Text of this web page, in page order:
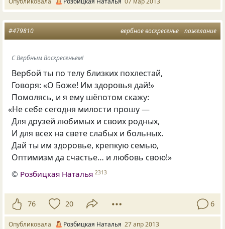
вербное воскресенье пожелание
#479810
С Вербным Воскресеньем!
Вербой ты по телу близких похлестай,
Говоря: «О Боже! Им здоровья дай!»
Помолясь, и я ему шёпотом скажу:
«Не себе сегодня милости прошу —
Для друзей любимых и своих родных,
И для всех на свете слабых и больных.
Дай ты им здоровье, крепкую семью,
Оптимизм да счастье… и любовь свою!»
© Розбицкая Наталья 2313
76 20 6
Опубликовала Розбицкая Наталья 27 апр 2013